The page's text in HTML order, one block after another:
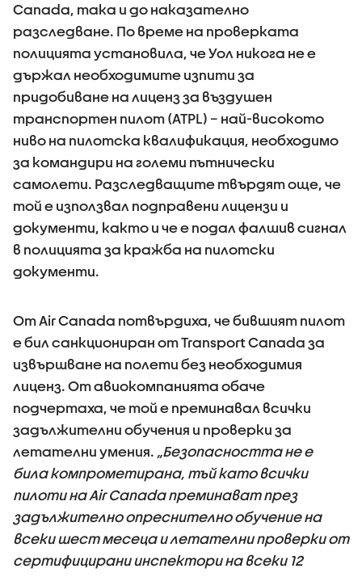
Canada, така и до наказателно
разследване. По време на проверката
полицията установила, че Уол никога не е
държал необходимите изпити за
придобиване на лиценз за въздушен
транспортен пилот (ATPL) – най-високото
ниво на пилотска квалификация, необходимо
за командири на големи пътнически
самолети. Разследващите твърдят още, че
той е използвал подправени лицензи и
документи, както и че е подал фалшив сигнал
в полицията за кражба на пилотски
документи.
От Air Canada потвърдиха, че бившият пилот
е бил санкциониран от Transport Canada за
извършване на полети без необходимия
лиценз. От авиокомпанията обаче
подчертаха, че той е преминавал всички
задължителни обучения и проверки за
летателни умения. „Безопасността не е
била компрометирана, тъй като всички
пилоти на Air Canada преминават през
задължително опреснително обучение на
всеки шест месеца и летателни проверки от
сертифицирани инспектори на всеки 12